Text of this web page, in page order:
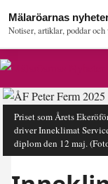
Mälaröarnas
Notiser, artiklar, poddar och
Priset som Årets
driver Inneklimat
diplom den 12 maj.